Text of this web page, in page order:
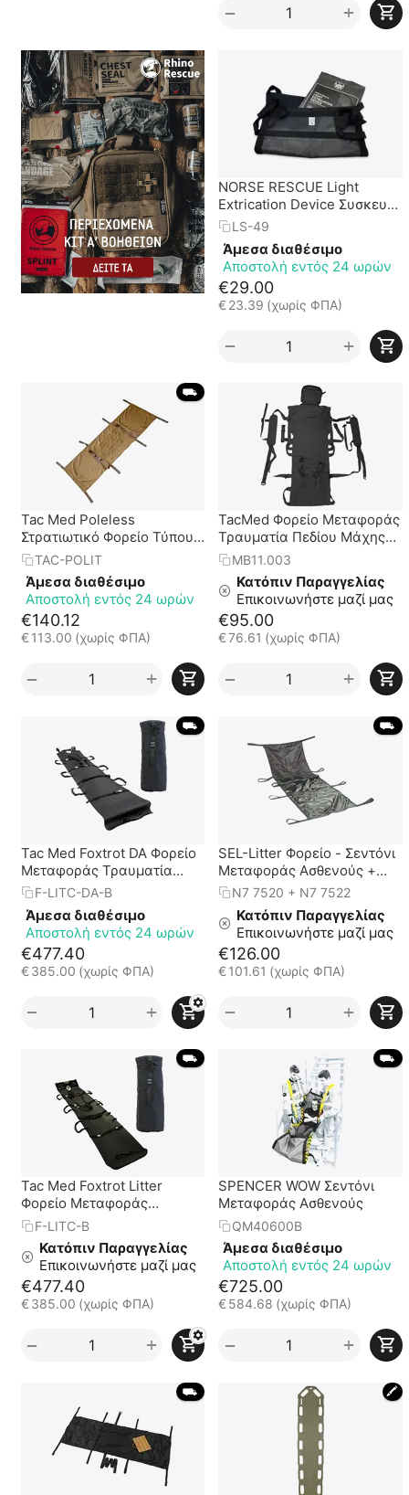
+
−
NORSE RESCUE Light
Extrication Device Συσκευή-
Σεντόνι Απομάκρυνσης
LS-49
Άμεσα διαθέσιμο
Αποστολή εντός 24 ωρών
€29.00
€23.39 (χωρίς ΦΠΑ)
+
−
⛟
Tac Med Poleless
Στρατιωτικό Φορείο Τύπου
Κουβέρτας
TAC-POLIT
Άμεσα διαθέσιμο
Αποστολή εντός 24 ωρών
€140.12
€ 113.00 (χωρίς ΦΠΑ)
+
−
TacMed Φορείο Μεταφοράς
Τραυματία Πεδίου Μάχης
με Θήκη Μεταφοράς
MB11.003
Κατόπιν Παραγγελίας
Επικοινωνήστε μαζί μας
€95.00
€76.61 (χωρίς ΦΠΑ)
+
−
⛟
Tac Med Foxtrot DA Φορείο
Μεταφοράς Τραυματία
Πεδίου Μάχης
F-LITC-DA-B
Άμεσα διαθέσιμο
Αποστολή εντός 24 ωρών
€477.40
€ 385.00 (χωρίς ΦΠΑ)
+
−
⛟
SEL-Litter Φορείο - Σεντόνι
Μεταφοράς Ασθενούς +
Θήκη μεταφοράς MOLLE
N7 7520 + N7 7522
Κατόπιν Παραγγελίας
Επικοινωνήστε μαζί μας
€126.00
€101.61 (χωρίς ΦΠΑ)
+
−
⛟
Tac Med Foxtrot Litter
Φορείο Μεταφοράς
Τραυματία Πεδίου Μάχης
F-LITC-B
Κατόπιν Παραγγελίας
Επικοινωνήστε μαζί μας
€477.40
€ 385.00 (χωρίς ΦΠΑ)
+
−
⛟
SPENCER WOW Σεντόνι
Μεταφοράς Ασθενούς
QM40600B
Άμεσα διαθέσιμο
Αποστολή εντός 24 ωρών
€725.00
€584.68 (χωρίς ΦΠΑ)
+
−
⛟ 🖍